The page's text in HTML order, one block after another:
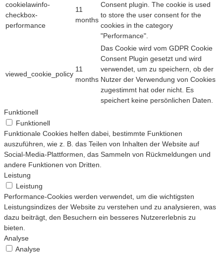
cookielawinfo-
checkbox-
performance
11
months
Consent plugin. The cookie is used
to store the user consent for the
cookies in the category
"Performance".
viewed_cookie_policy
11
months
Das Cookie wird vom GDPR Cookie
Consent Plugin gesetzt und wird
verwendet, um zu speichern, ob der
Nutzer der Verwendung von Cookies
zugestimmt hat oder nicht. Es
speichert keine persönlichen Daten.
Funktionell
Funktionell
Funktionale Cookies helfen dabei, bestimmte Funktionen
auszuführen, wie z. B. das Teilen von Inhalten der Website auf
Social-Media-Plattformen, das Sammeln von Rückmeldungen und
andere Funktionen von Dritten.
Leistung
Leistung
Performance-Cookies werden verwendet, um die wichtigsten
Leistungsindizes der Website zu verstehen und zu analysieren, was
dazu beiträgt, den Besuchern ein besseres Nutzererlebnis zu
bieten.
Analyse
Analyse